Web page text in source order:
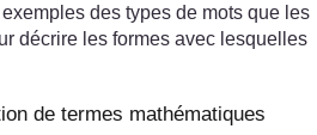
des types de mots que les
décrire les formes avec lesquelles
de termes mathématiques